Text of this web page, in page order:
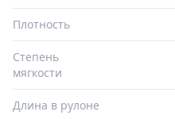
Плотность
Степень
мягкости
Длина в рулоне